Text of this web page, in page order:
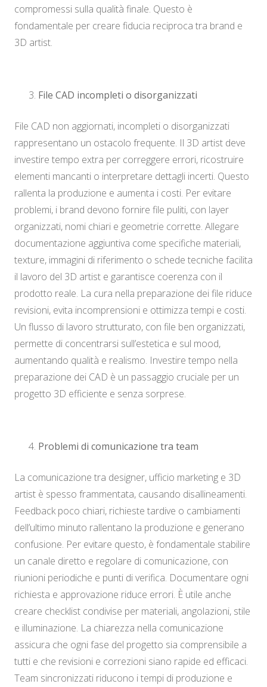
compromessi sulla qualità finale. Questo è
fondamentale per creare fiducia reciproca tra brand e
3D artist.
File CAD incompleti o disorganizzati
File CAD non aggiornati, incompleti o disorganizzati
rappresentano un ostacolo frequente. Il 3D artist deve
investire tempo extra per correggere errori, ricostruire
elementi mancanti o interpretare dettagli incerti. Questo
rallenta la produzione e aumenta i costi. Per evitare
problemi, i brand devono fornire file puliti, con layer
organizzati, nomi chiari e geometrie corrette. Allegare
documentazione aggiuntiva come specifiche materiali,
texture, immagini di riferimento o schede tecniche facilita
il lavoro del 3D artist e garantisce coerenza con il
prodotto reale. La cura nella preparazione dei file riduce
revisioni, evita incomprensioni e ottimizza tempi e costi.
Un flusso di lavoro strutturato, con file ben organizzati,
permette di concentrarsi sull’estetica e sul mood,
aumentando qualità e realismo. Investire tempo nella
preparazione dei CAD è un passaggio cruciale per un
progetto 3D efficiente e senza sorprese.
Problemi di comunicazione tra team
La comunicazione tra designer, ufficio marketing e 3D
artist è spesso frammentata, causando disallineamenti.
Feedback poco chiari, richieste tardive o cambiamenti
dell’ultimo minuto rallentano la produzione e generano
confusione. Per evitare questo, è fondamentale stabilire
un canale diretto e regolare di comunicazione, con
riunioni periodiche e punti di verifica. Documentare ogni
richiesta e approvazione riduce errori. È utile anche
creare checklist condivise per materiali, angolazioni, stile
e illuminazione. La chiarezza nella comunicazione
assicura che ogni fase del progetto sia comprensibile a
tutti e che revisioni e correzioni siano rapide ed efficaci.
Team sincronizzati riducono i tempi di produzione e